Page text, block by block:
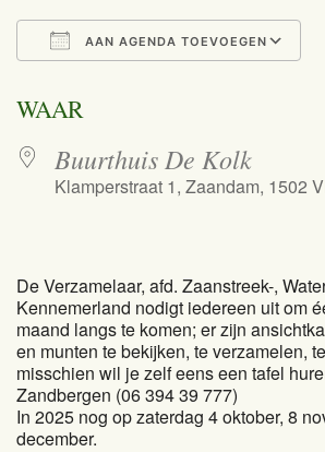
AAN AGENDA TOEVOEGEN
WAAR
Buurthuis De Kolk
Klamperstraat 1, Zaandam, 1502
De Verzamelaar, afd. Zaanstreek-,
Kennemerland nodigt iedereen uit om
maand langs te komen; er zijn
en munten te bekijken, te verzamelen,
misschien wil je zelf eens een tafel
Zandbergen (06 394 39 777)
In 2025 nog op zaterdag 4 oktober, 8
december.